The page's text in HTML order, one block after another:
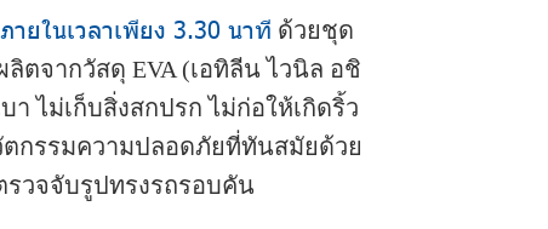
ายในเวลาเพียง 3.30 นาที ด้วยชุด
ตจากวัสดุ EVA (เอทิลีน ไวนิล อชิ
ไม่เก็บสิ่งสกปรก ไม่ก่อให้เกิดริ้ว
กรรมความปลอดภัยที่ทันสมัยด้วย
รวจจับรูปทรงรถรอบคัน